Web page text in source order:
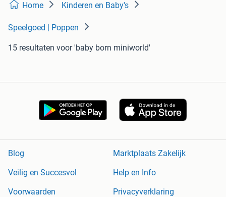
Home Kinderen en Baby's
Speelgoed | Poppen
15 resultaten voor 'baby born miniworld'
Blog
Marktplaats Zakelijk
Veilig en Succesvol
Help en Info
Voorwaarden
Privacyverklaring